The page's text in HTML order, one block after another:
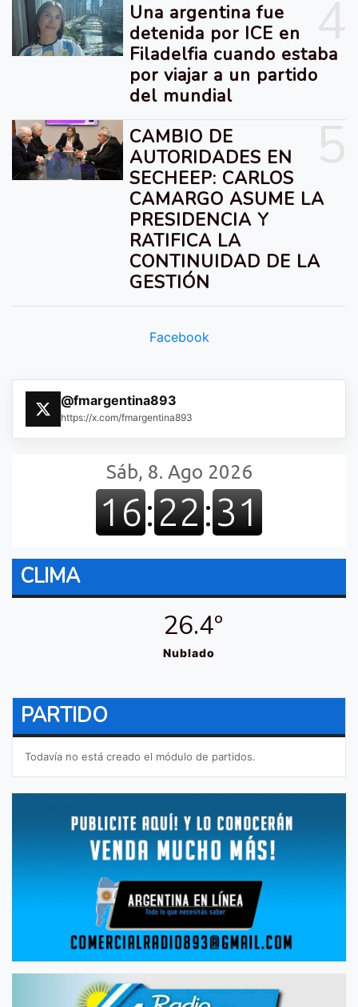
Una argentina fue
detenida por ICE en
Filadelfia cuando estaba
por viajar a un partido
del mundial
CAMBIO DE
AUTORIDADES EN
SECHEEP: CARLOS
CAMARGO ASUME LA
PRESIDENCIA Y
RATIFICA LA
CONTINUIDAD DE LA
GESTIÓN
Facebook
@fmargentina893
https://x.com/fmargentina893
CLIMA
26.4º
Nublado
PARTIDO
Todavía no está creado el módulo de partidos.